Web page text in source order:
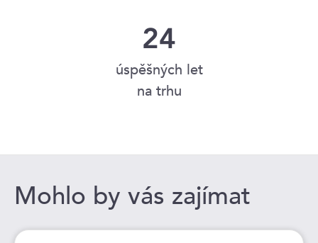
24
úspěšných let
na trhu
Mohlo by vás zajímat